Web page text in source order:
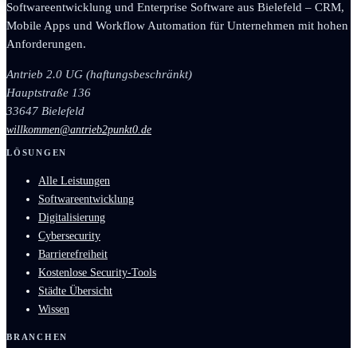
Softwareentwicklung und Enterprise Software aus Bielefeld – CRM,
Mobile Apps und Workflow Automation für Unternehmen mit hohen
Anforderungen.
Antrieb 2.0 UG (haftungsbeschränkt)
Hauptstraße 136
33647 Bielefeld
willkommen@antrieb2punkt0.de
LÖSUNGEN
Alle Leistungen
Softwareentwicklung
Digitalisierung
Cybersecurity
Barrierefreiheit
Kostenlose Security-Tools
Städte Übersicht
Wissen
BRANCHEN